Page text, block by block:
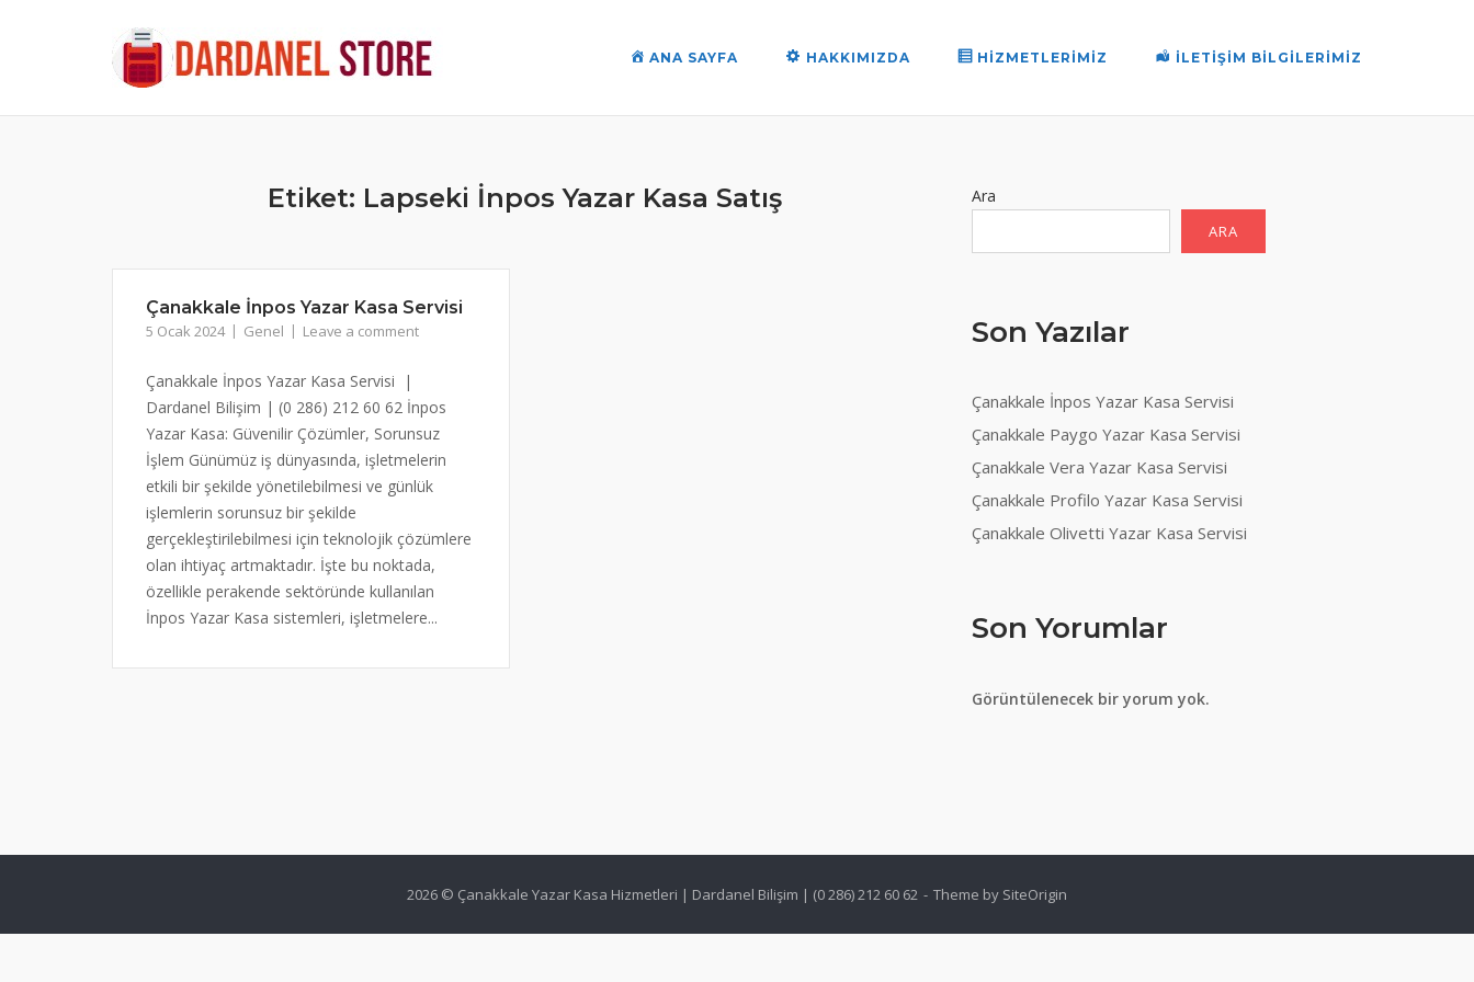
ANA SAYFA HAKKIMIZDA HIZMETLERIMIZ İLETIŞIM BILGILERIMIZ
Etiket: Lapseki İnpos Yazar Kasa Satış
Çanakkale İnpos Yazar Kasa Servisi
5 Ocak 2024 Genel Leave a comment
Çanakkale İnpos Yazar Kasa Servisi |
Dardanel Bilişim | (0 286) 212 60 62 İnpos
Yazar Kasa: Güvenilir Çözümler, Sorunsuz
İşlem Günümüz iş dünyasında, işletmelerin
etkili bir şekilde yönetilebilmesi ve günlük
işlemlerin sorunsuz bir şekilde
gerçekleştirilebilmesi için teknolojik çözümlere
olan ihtiyaç artmaktadır. İşte bu noktada,
özellikle perakende sektöründe kullanılan
İnpos Yazar Kasa sistemleri, işletmelere...
Ara
ARA
Son Yazılar
Çanakkale İnpos Yazar Kasa Servisi
Çanakkale Paygo Yazar Kasa Servisi
Çanakkale Vera Yazar Kasa Servisi
Çanakkale Profilo Yazar Kasa Servisi
Çanakkale Olivetti Yazar Kasa Servisi
Son Yorumlar
Görüntülenecek bir yorum yok.
2026 © Çanakkale Yazar Kasa Hizmetleri | Dardanel Bilişim | (0 286) 212 60 62 Theme by SiteOrigin